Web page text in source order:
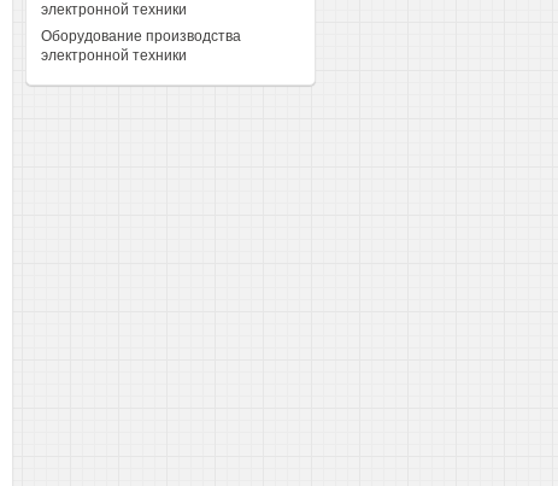
электронной техники
Оборудование производства
электронной техники